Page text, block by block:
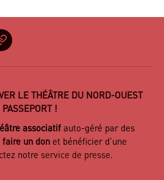
BilletReduc
LE THÉÂTRE DU NORD-OUEST
!
associatif auto-géré par des
faire un don et bénéficier d’une
notre service de presse.